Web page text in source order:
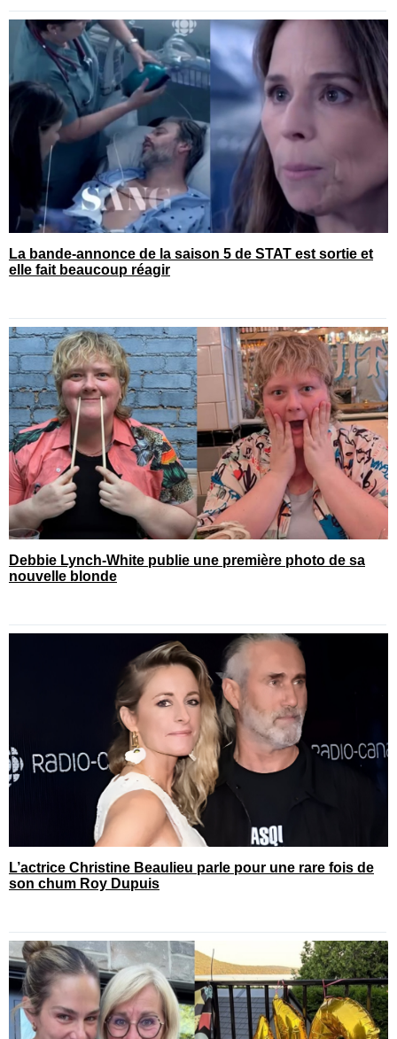
La bande-annonce de la saison 5 de STAT est sortie et
elle fait beaucoup réagir
Debbie Lynch-White publie une première photo de sa
nouvelle blonde
L’actrice Christine Beaulieu parle pour une rare fois de
son chum Roy Dupuis